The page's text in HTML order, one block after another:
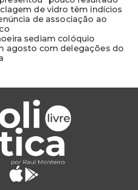
de vidro têm indícios
de associação ao
sediam colóquio
agosto com delegações do